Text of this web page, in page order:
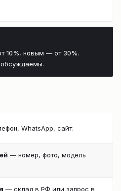
10%, новым — от 30%.
обсуждаемы.
WhatsApp, сайт.
— номер, фото, модель
— склад в РФ или запрос в